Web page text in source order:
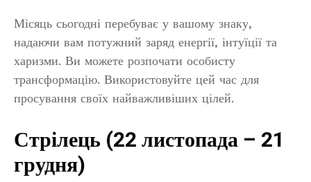
Місяць сьогодні перебуває у вашому знаку,
надаючи вам потужний заряд енергії, інтуїції та
харизми. Ви можете розпочати особисту
трансформацію. Використовуйте цей час для
просування своїх найважливіших цілей.
Стрілець (22 листопада – 21
грудня)